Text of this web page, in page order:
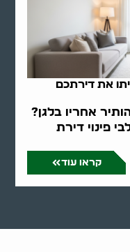
את דירתכם
אחריו בלגן?
פינוי דירת
קראו עוד